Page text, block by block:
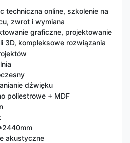
techniczna online, szkolenie na
zwrot i wymiana
graficzne, projektowanie
3D, kompleksowe rozwiązania
dźwięku
poliestrowe + MDF
akustyczne